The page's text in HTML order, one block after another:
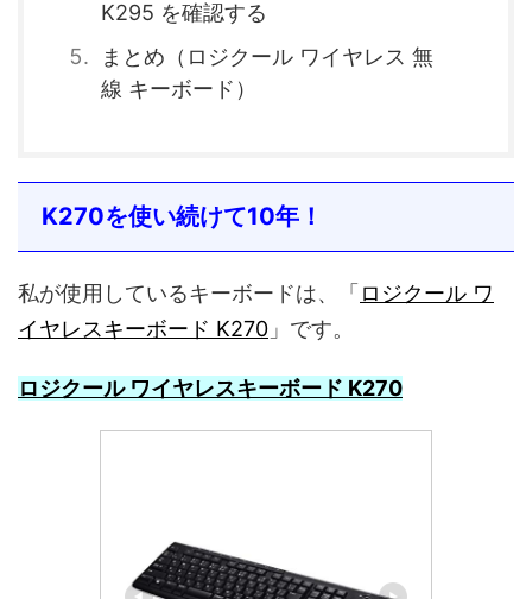
K295 を確認する
まとめ（ロジクール ワイヤレス 無
線 キーボード）
K270を使い続けて10年！
私が使用しているキーボードは、「 ロジクール ワ
イヤレスキーボード K270 」です。
ロジクール ワイヤレスキーボード K270